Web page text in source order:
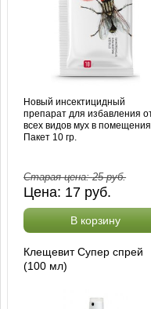
Новый инсектицидный
препарат для избавления
всех видов мух в
Пакет 10 гр.
Старая цена:25руб.
Цена: 17 руб.
В корзину
Клещевит Супер спрей
(100 мл)